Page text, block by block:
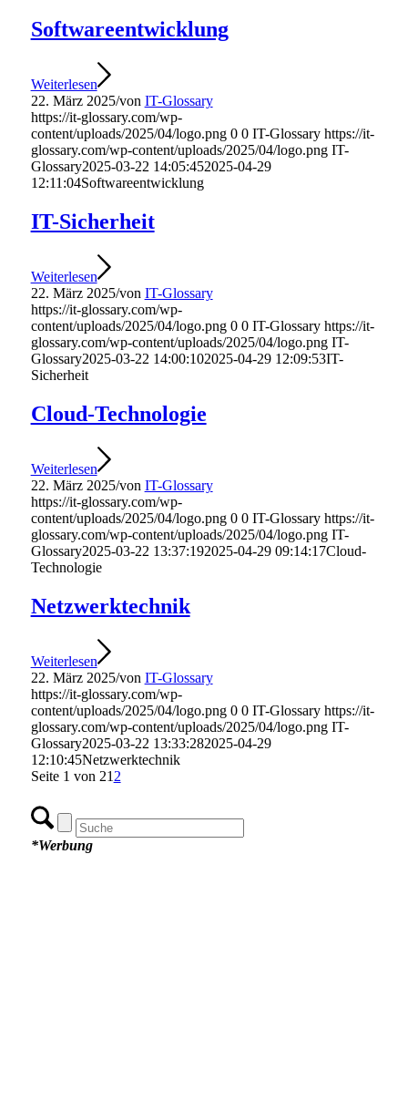
Softwareentwicklung
Weiterlesen
22. März 2025/von IT-Glossary
https://it-glossary.com/wp-
content/uploads/2025/04/logo.png 0 0 IT-Glossary https://it-
glossary.com/wp-content/uploads/2025/04/logo.png IT-
Glossary2025-03-22 14:05:452025-04-29
12:11:04Softwareentwicklung
IT-Sicherheit
Weiterlesen
22. März 2025/von IT-Glossary
https://it-glossary.com/wp-
content/uploads/2025/04/logo.png 0 0 IT-Glossary https://it-
glossary.com/wp-content/uploads/2025/04/logo.png IT-
Glossary2025-03-22 14:00:102025-04-29 12:09:53IT-
Sicherheit
Cloud-Technologie
Weiterlesen
22. März 2025/von IT-Glossary
https://it-glossary.com/wp-
content/uploads/2025/04/logo.png 0 0 IT-Glossary https://it-
glossary.com/wp-content/uploads/2025/04/logo.png IT-
Glossary2025-03-22 13:37:192025-04-29 09:14:17Cloud-
Technologie
Netzwerktechnik
Weiterlesen
22. März 2025/von IT-Glossary
https://it-glossary.com/wp-
content/uploads/2025/04/logo.png 0 0 IT-Glossary https://it-
glossary.com/wp-content/uploads/2025/04/logo.png IT-
Glossary2025-03-22 13:33:282025-04-29
12:10:45Netzwerktechnik
Seite 1 von 21 2
*Werbung